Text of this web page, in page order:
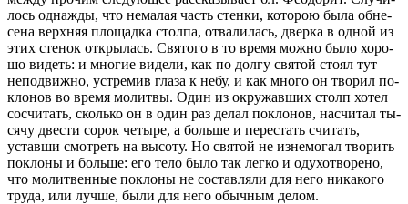
лось од­на­ж­ды, что нема­лая часть стен­ки, ко­то­рою была об­не­
се­на верх­няя пло­щад­ка стол­па, от­ва­ли­лась, двер­ка в одной из
этих сте­нок от­кры­лась. Свя­то­го в то время можно было хо­ро­
шо ви­деть: и мно­гие ви­де­ли, как по долгу свя­той стоял тут
непо­движ­но, устре­мив глаза к небу, и как много он тво­рил по­
кло­нов во время мо­лит­вы. Один из окру­жав­ших столп хотел
со­счи­тать, сколь­ко он в один раз делал по­кло­нов, на­счи­тал ты­
ся­чу две­сти сорок че­ты­ре, а боль­ше и пе­ре­стать счи­тать,
устав­ши смот­реть на вы­со­ту. Но свя­той не из­не­мо­гал тво­рить
по­кло­ны и боль­ше: его тело было так легко и оду­хо­тво­ре­но,
что мо­лит­вен­ные по­кло­ны не со­став­ля­ли для него ни­ка­ко­го
труда, или лучше, были для него обыч­ным делом.